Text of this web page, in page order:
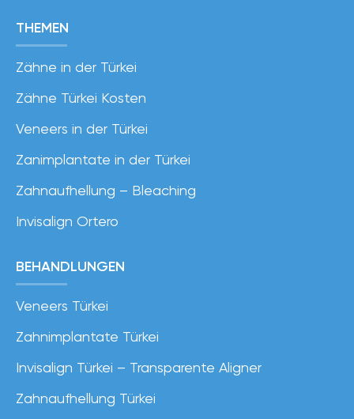
THEMEN
Zähne in der Türkei
Zähne Türkei Kosten
Veneers in der Türkei
Zanimplantate in der Türkei
Zahnaufhellung – Bleaching
Invisalign Ortero
BEHANDLUNGEN
Veneers Türkei
Zahnimplantate Türkei
Invisalign Türkei – Transparente Aligner
Zahnaufhellung Türkei